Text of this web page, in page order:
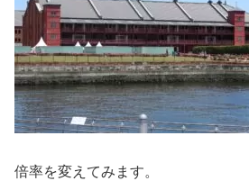
倍率を変えてみます。